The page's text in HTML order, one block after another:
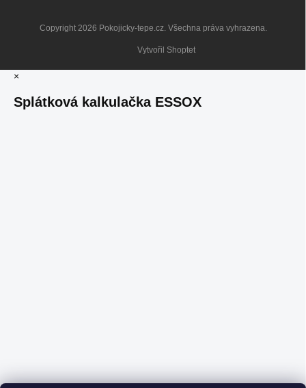
Vytvořil Shoptet
Copyright 2026 Pokojicky-tepe.cz. Všechna práva vyhrazena.
×
Splátková kalkulačka ESSOX